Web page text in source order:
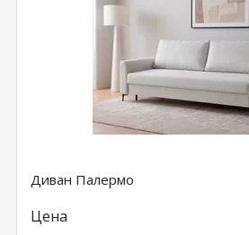
Диван Палермо
Цена